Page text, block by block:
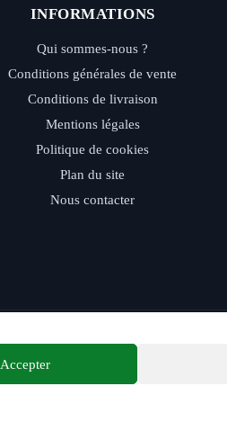
Accepter
INFORMATIONS
Qui sommes-nous ?
Conditions générales de vente
Conditions de livraison
Mentions légales
Politique de cookies
Plan du site
Nous contacter